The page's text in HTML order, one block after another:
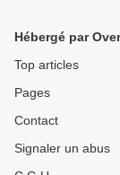
Hébergé par
Top articles
Pages
Contact
Signaler un abus